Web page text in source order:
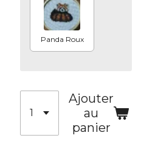
Panda Roux
Ajouter
au
panier